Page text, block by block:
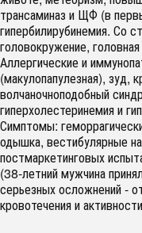
трансаминаз и ЩФ (в
гипербилирубинемия. Со
головокружение,
Аллергические и
(макулопапулезная), зуд,
волчаночноподобный
гиперхолестеринемия и
Симптомы:
одышка, вестибулярные
постмаркетинговых
(38-летний мужчина
серьезных осложнений -
кровотечения и